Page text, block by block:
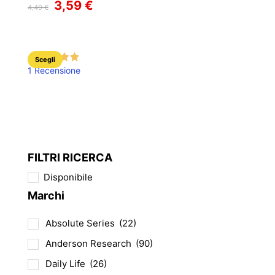
4,49€
Il
prezzo
3,59 €Il
prezzo
1 Recensione
Scegli
Questo
prodotto
opzioni
possono
essere
scelte
pagina
del
prodotto
FILTRI RICERCA
Disponibile
Marchi
Absolute Series (22)
Anderson Research (90)
Daily Life (26)